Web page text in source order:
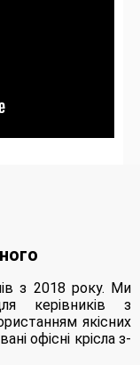
з 2018 року. Ми
керівників з
якісних
офісні крісла з-